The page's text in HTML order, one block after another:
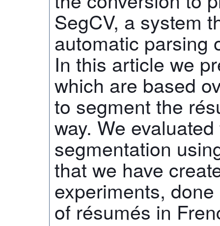
SegCV, a system
automatic parsing
In this article we
which are based
to segment the
way. We
segmentation
that we have
experiments,
of résumés in